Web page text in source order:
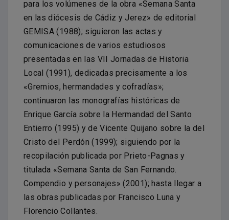
para los volúmenes de la obra «Semana Santa
en las diócesis de Cádiz y Jerez» de editorial
GEMISA (1988); siguieron las actas y
comunicaciones de varios estudiosos
presentadas en las VII Jornadas de Historia
Local (1991), dedicadas precisamente a los
«Gremios, hermandades y cofradías»;
continuaron las monografías históricas de
Enrique García sobre la Hermandad del Santo
Entierro (1995) y de Vicente Quijano sobre la del
Cristo del Perdón (1999); siguiendo por la
recopilación publicada por Prieto-Pagnas y
titulada «Semana Santa de San Fernando.
Compendio y personajes» (2001); hasta llegar a
las obras publicadas por Francisco Luna y
Florencio Collantes.